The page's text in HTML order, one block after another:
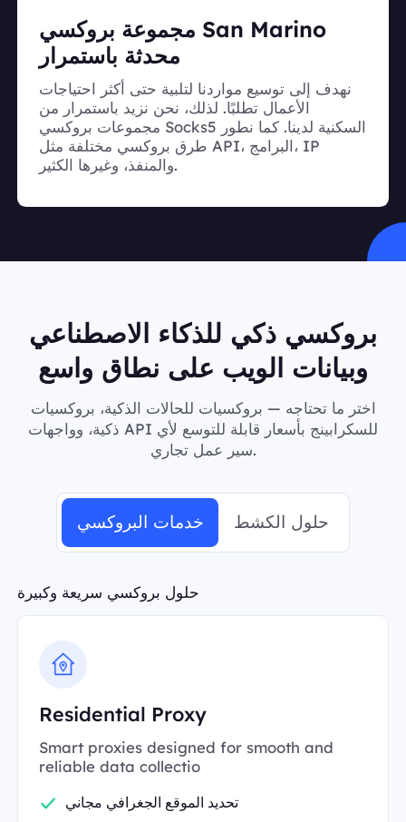
مجموعة بروكسي San Marino
محدثة باستمرار
نهدف إلى توسيع مواردنا لتلبية حتى أكثر احتياجات
الأعمال تطلبًا. لذلك، نحن نزيد باستمرار من
مجموعات بروكسي Socks5 السكنية لدينا. كما نطور
طرق بروكسي مختلفة مثل API، البرامج، IP
والمنفذ، وغيرها الكثير.
بروكسي ذكي للذكاء الاصطناعي
وبيانات الويب على نطاق واسع
اختر ما تحتاجه — بروكسيات للحالات الذكية، بروكسيات
ذكية، وواجهات API للسكرابينج بأسعار قابلة للتوسع لأي
سير عمل تجاري.
خدمات البروكسي حلول الكشط
حلول بروكسي سريعة وكبيرة
Residential Proxy
Smart proxies designed for smooth and
reliable data collectio
تحديد الموقع الجغرافي مجاني